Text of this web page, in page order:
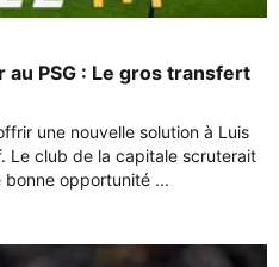
PSG : Le gros transfert
une nouvelle solution à Luis
Le club de la capitale scruterait
bonne opportunité ...